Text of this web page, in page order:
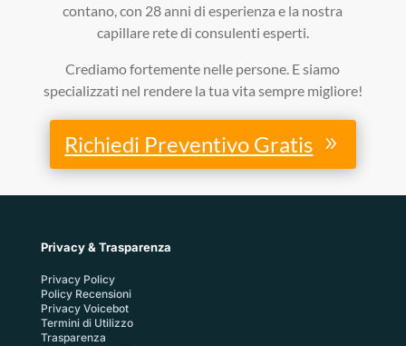
contano, con 28 anni di esperienza e la nostra
capillare rete di consulenti esperti.
Crediamo fortemente nelle persone. E siamo
specializzati nel rendere la tua vita sempre migliore!
Richiedi Preventivo Gratis
Privacy & Trasparenza
Privacy Policy
Policy Recensioni
Privacy Voicebot
Termini di Utilizzo
Trasparenza